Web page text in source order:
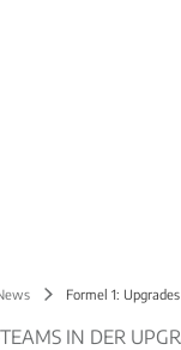
Formel 1:
IN DER